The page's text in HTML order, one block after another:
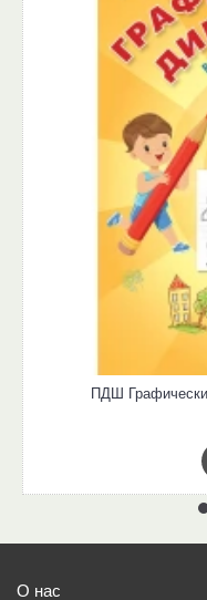
ПДШ
О нас